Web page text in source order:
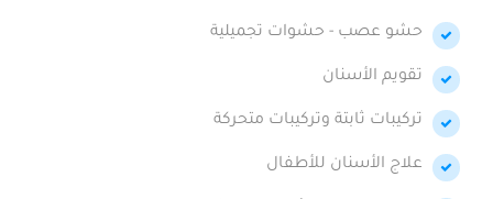
حشو عصب - حشوات تجميلية
تقويم الأسنان
تركيبات ثابتة وتركيبات متحركة
علاج الأسنان للأطفال